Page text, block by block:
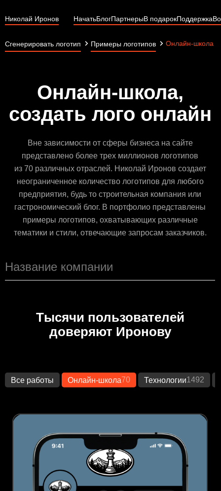
Николай Иронов НачатьБлогПартнерыВ подарокПоддержка
Сгенерировать логотип Примеры логотипов Онлайн-школа
Онлайн-школа,
создать лого онлайн
Вне зависимости от сферы бизнеса на сайте
представлено более трех миллионов логотипов
из 70 различных отраслей. Николай Иронов создает
неограниченное количество логотипов для любого
предприятия, будь то строительная компания или
гастрономический блог. В портфолио представлены
примеры логотипов, охватывающих различные
тематики и стили, отвечающие запросам заказчиков.
Тысячи пользователей
доверяют Иронову
Все работы Онлайн-школа70 Технологии1492